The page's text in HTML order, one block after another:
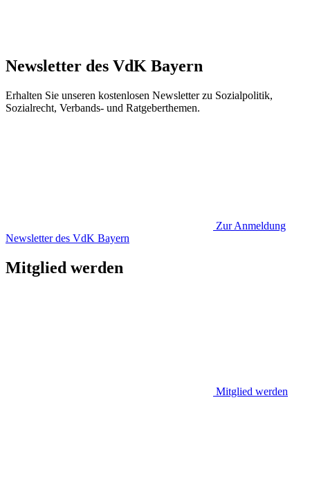
Newsletter des VdK Bayern
Erhalten Sie unseren kostenlosen Newsletter zu Sozialpolitik,
Sozialrecht, Verbands- und Ratgeberthemen.
Zur Anmeldung
Newsletter des VdK Bayern
Mitglied werden
Mitglied werden